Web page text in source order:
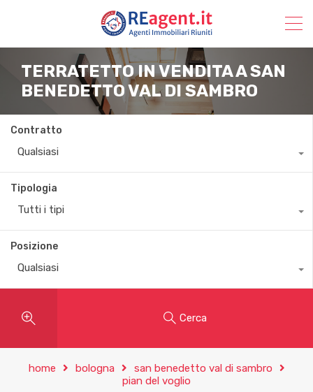
TERRATETTO IN VENDITA A SAN
BENEDETTO VAL DI SAMBRO
Contratto
Qualsiasi
Tipologia
Tutti i tipi
Posizione
Qualsiasi
Cerca
home bologna
san benedetto val di sambro
pian del voglio